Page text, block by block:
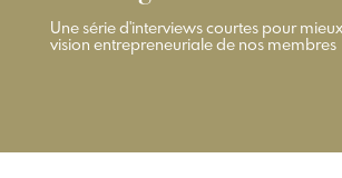
Une série d'interviews courtes pour
vision entrepreneuriale de nos membres